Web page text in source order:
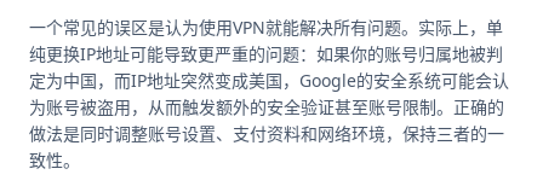
一个常见的误区是认为使用VPN就能解决所有问题。实际上，单
纯更换IP地址可能导致更严重的问题：如果你的账号归属地被判
定为中国，而IP地址突然变成美国，Google的安全系统可能会认
为账号被盗用，从而触发额外的安全验证甚至账号限制。正确的
做法是同时调整账号设置、支付资料和网络环境，保持三者的一
致性。